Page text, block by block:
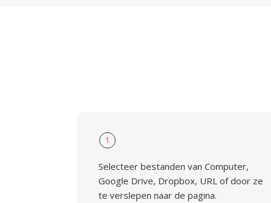
1
Selecteer bestanden van Computer,
Google Drive, Dropbox, URL of door ze
te verslepen naar de pagina.